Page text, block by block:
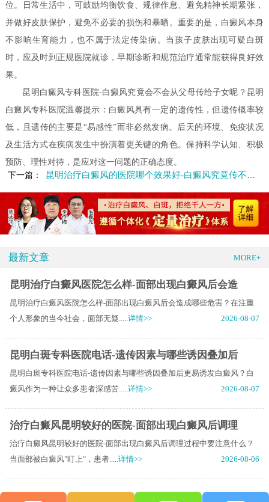
位。日常生活中，可鼓励均衡饮食、规律作息、避免精神长期紧张，
并做好皮肤保护，避免不必要的损伤和暴晒。重要的是，白癜风本身
不影响生育能力，也不属于法定传染病。当孩子皮肤出现可疑白斑
时，应及时到正规医院就诊，早期诊断和规范治疗通常能获得良好效
果。
昆明白癜风专科医院-白癜风究竟会不会从父母传给子女呢？昆明
白癜风专科医院温馨提示：白癜风具有一定的遗传性，但遗传概率较
低，且遗传的主要是“易感性”而非必然发病。后天的环境、免疫状况
及生活方式在疾病发生中扮演着更关键的角色。保持科学认知、积极
预防、理性对待，是应对这一问题的正确态度。
下一篇：
昆明治疗白癜风的医院哪个效果好-白癜风究竟传不传染呢
最新文章 MORE+
昆明治疗白癜风医院怎么样-面部出现白癜风后会造
昆明治疗白癜风医院怎么样-面部出现白癜风后会造成哪些危害？在注重
个人形象的当今社会，面部无疑.....详情>> 2026-08-07
昆明白斑专科医院电话-遗传因素与哪些诱因叠加后
昆明白斑专科医院电话-遗传因素与哪些诱因叠加后更易诱发白癜风？白
癜风作为一种让众多患者深感苦.....详情>> 2026-08-07
治疗白癜风昆明较好的医院-面部出现白癜风后调理
治疗白癜风昆明较好的医院-面部出现白癜风后调理过程中要注意什么？
当面部被白癜风"盯上"，患者.....详情>> 2026-08-06